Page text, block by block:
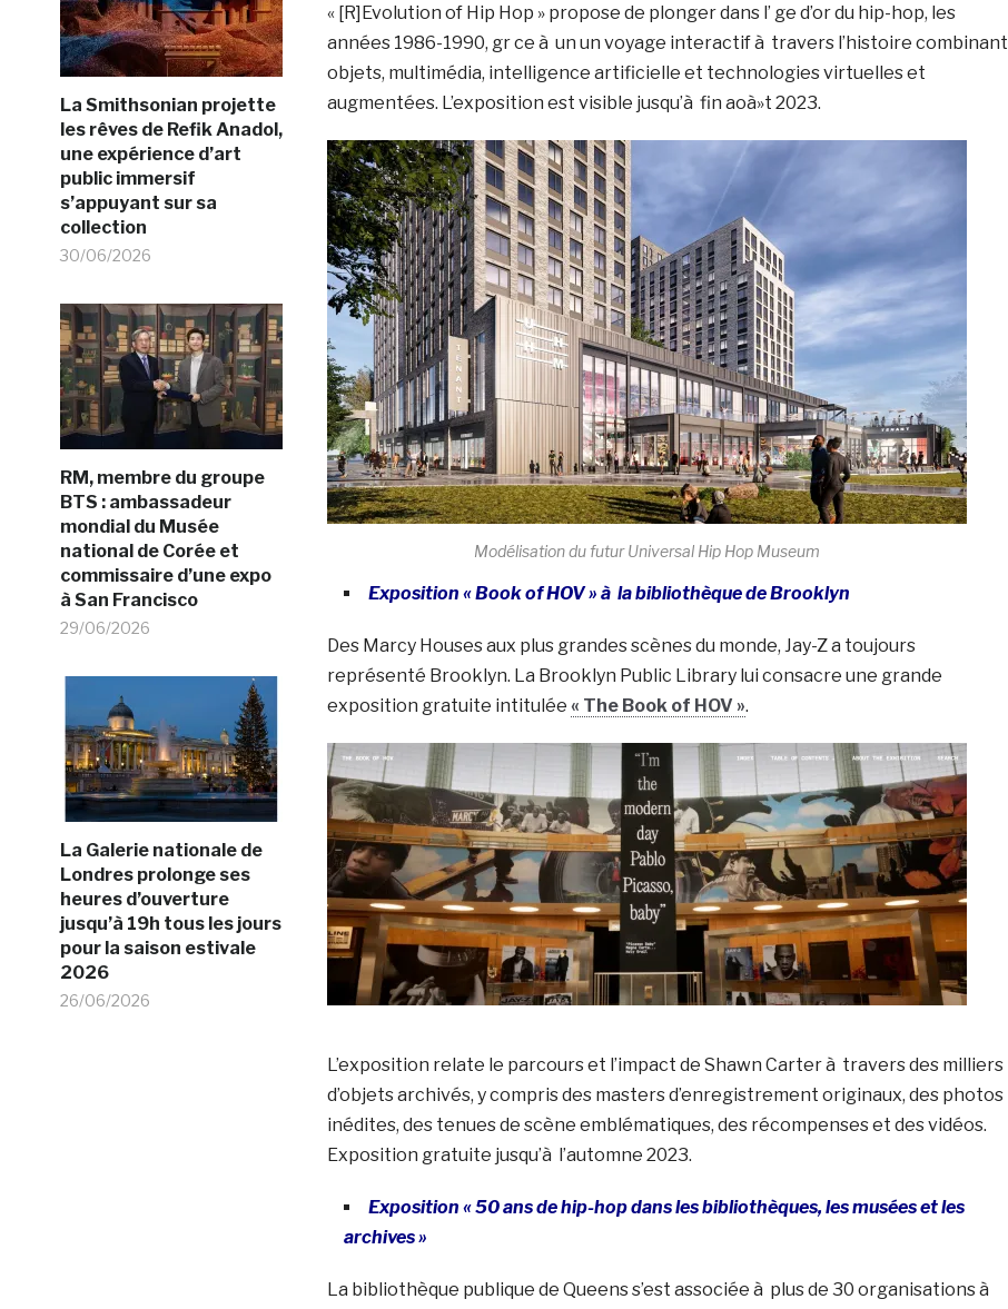
La Smithsonian projette
les rêves de Refik Anadol,
une expérience d’art
public immersif
s’appuyant sur sa
collection
30/06/2026
RM, membre du groupe
BTS : ambassadeur
mondial du Musée
national de Corée et
commissaire d’une expo
à San Francisco
29/06/2026
La Galerie nationale de
Londres prolonge ses
heures d’ouverture
jusqu’à 19h tous les jours
pour la saison estivale
2026
26/06/2026
« [R]Evolution of Hip Hop » propose de plonger dans l’ ge d’or du hip-hop, les
années 1986-1990, gr ce à un un voyage interactif à travers l’histoire combinant
objets, multimédia, intelligence artificielle et technologies virtuelles et
augmentées. L’exposition est visible jusqu’à fin aoà»t 2023.
Modélisation du futur Universal Hip Hop Museum
Exposition « Book of HOV » à la bibliothèque de Brooklyn
Des Marcy Houses aux plus grandes scènes du monde, Jay-Z a toujours
représenté Brooklyn. La Brooklyn Public Library lui consacre une grande
exposition gratuite intitulée « The Book of HOV ».
L’exposition relate le parcours et l’impact de Shawn Carter à travers des milliers
d’objets archivés, y compris des masters d’enregistrement originaux, des photos
inédites, des tenues de scène emblématiques, des récompenses et des vidéos.
Exposition gratuite jusqu’à l’automne 2023.
Exposition « 50 ans de hip-hop dans les bibliothèques, les musées et les
archives »
La bibliothèque publique de Queens s’est associée à plus de 30 organisations à